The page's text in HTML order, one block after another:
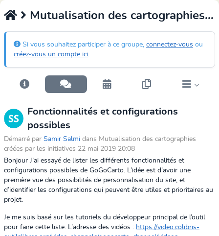
Mutualisation des cartographies créées par les initiatives
Si vous souhaitez participer à ce groupe, connectez-vous ou
créez-vous un compte ici.
Fonctionnalités et configurations
possibles
Démarré par Samir Salmi dans Mutualisation des cartographies
créées par les initiatives 22 mai 2019 20:08
Bonjour J’ai essayé de lister les différents fonctionnalités et
configurations possibles de GoGoCarto. L’idée est d’avoir une
première vue des possibilités de personnalisation du site, et
d’identifier les configurations qui peuvent être utiles et prioritaires au
projet.
Je me suis basé sur les tutoriels du développeur principal de l’outil
pour faire cette liste. L’adresse des vidéos : https://video.colibris-